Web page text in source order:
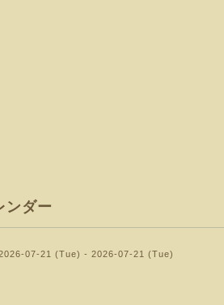
ンダー
07-21 (Tue) - 2026-07-21 (Tue)